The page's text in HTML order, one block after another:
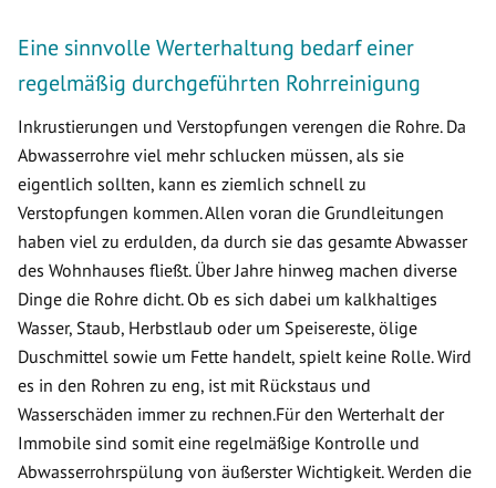
Eine sinnvolle Werterhaltung bedarf einer
regelmäßig durchgeführten Rohrreinigung
Inkrustierungen und Verstopfungen verengen die Rohre. Da
Abwasserrohre viel mehr schlucken müssen, als sie
eigentlich sollten, kann es ziemlich schnell zu
Verstopfungen kommen. Allen voran die Grundleitungen
haben viel zu erdulden, da durch sie das gesamte Abwasser
des Wohnhauses fließt. Über Jahre hinweg machen diverse
Dinge die Rohre dicht. Ob es sich dabei um kalkhaltiges
Wasser, Staub, Herbstlaub oder um Speisereste, ölige
Duschmittel sowie um Fette handelt, spielt keine Rolle. Wird
es in den Rohren zu eng, ist mit Rückstaus und
Wasserschäden immer zu rechnen.Für den Werterhalt der
Immobile sind somit eine regelmäßige Kontrolle und
Abwasserrohrspülung von äußerster Wichtigkeit. Werden die